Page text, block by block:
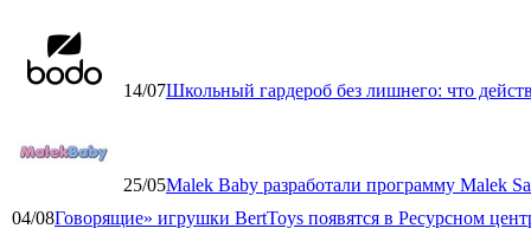
14/07Школьный гардероб без лишнего: что
25/05Malek Baby разработали программу Malek
04/08Говорящие» игрушки BertToys появятся в Ресурсном